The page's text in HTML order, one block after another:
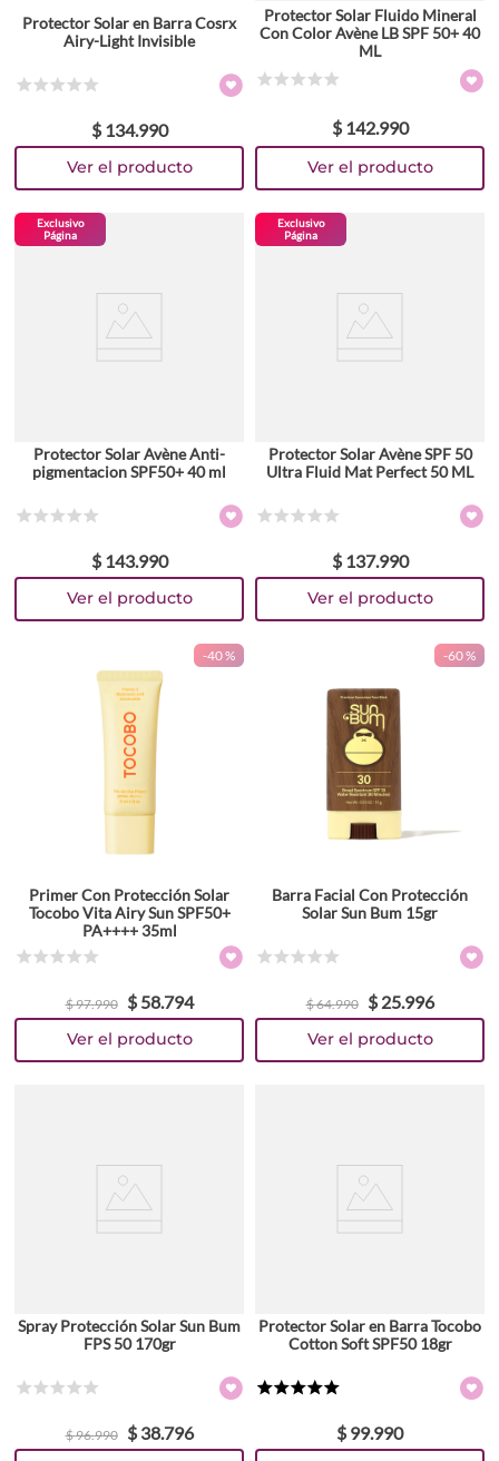
Protector Solar en Barra Cosrx
Airy-Light Invisible
$ 134.990
Protector Solar Fluido Mineral
Con Color Avène LB SPF 50+ 40
ML
$ 142.990
Exclusivo
Página
Protector Solar Avène Anti-
pigmentacion SPF50+ 40 ml
$ 143.990
Exclusivo
Página
Protector Solar Avène SPF 50
Ultra Fluid Mat Perfect 50 ML
$ 137.990
-40 %
Primer Con Protección Solar
Tocobo Vita Airy Sun SPF50+
PA++++ 35ml
$97.990 $ 58.794
-60 %
Barra Facial Con Protección
Solar Sun Bum 15gr
$64.990 $ 25.996
Spray Protección Solar Sun Bum
FPS 50 170gr
$96.990 $ 38.796
Protector Solar en Barra Tocobo
Cotton Soft SPF50 18gr
$ 99.990